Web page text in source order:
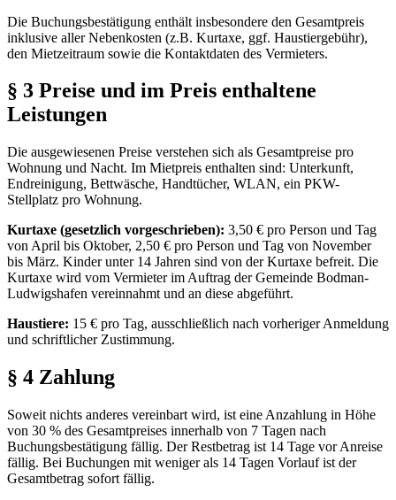
Die Buchungsbestätigung enthält insbesondere den Gesamtpreis
inklusive aller Nebenkosten (z.B. Kurtaxe, ggf. Haustiergebühr),
den Mietzeitraum sowie die Kontaktdaten des Vermieters.
§ 3 Preise und im Preis enthaltene
Leistungen
Die ausgewiesenen Preise verstehen sich als Gesamtpreise pro
Wohnung und Nacht. Im Mietpreis enthalten sind: Unterkunft,
Endreinigung, Bettwäsche, Handtücher, WLAN, ein PKW-
Stellplatz pro Wohnung.
Kurtaxe (gesetzlich vorgeschrieben): 3,50 € pro Person und Tag
von April bis Oktober, 2,50 € pro Person und Tag von November
bis März. Kinder unter 14 Jahren sind von der Kurtaxe befreit. Die
Kurtaxe wird vom Vermieter im Auftrag der Gemeinde Bodman-
Ludwigshafen vereinnahmt und an diese abgeführt.
Haustiere: 15 € pro Tag, ausschließlich nach vorheriger Anmeldung
und schriftlicher Zustimmung.
§ 4 Zahlung
Soweit nichts anderes vereinbart wird, ist eine Anzahlung in Höhe
von 30 % des Gesamtpreises innerhalb von 7 Tagen nach
Buchungsbestätigung fällig. Der Restbetrag ist 14 Tage vor Anreise
fällig. Bei Buchungen mit weniger als 14 Tagen Vorlauf ist der
Gesamtbetrag sofort fällig.